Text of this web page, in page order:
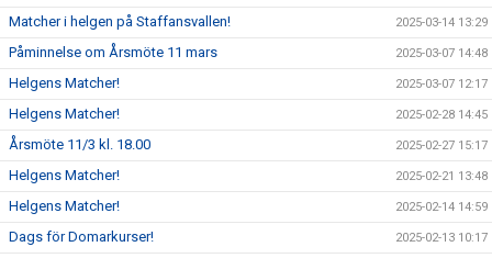
Matcher i helgen på Staffansvallen! 2025-03-14 13:29
Påminnelse om Årsmöte 11 mars 2025-03-07 14:48
Helgens Matcher! 2025-03-07 12:17
Helgens Matcher! 2025-02-28 14:45
Årsmöte 11/3 kl. 18.00 2025-02-27 15:17
Helgens Matcher! 2025-02-21 13:48
Helgens Matcher! 2025-02-14 14:59
Dags för Domarkurser! 2025-02-13 10:17